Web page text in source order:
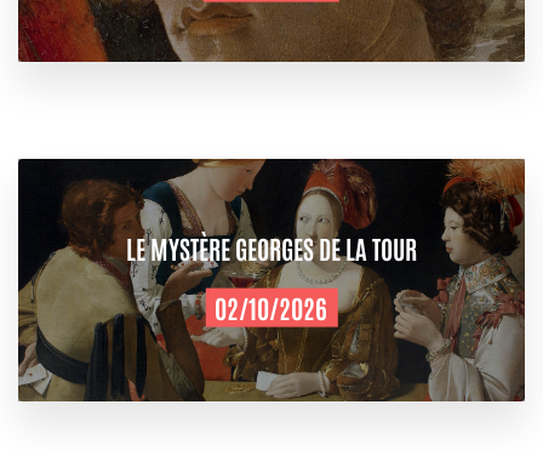
LE MYSTÈRE GEORGES DE LA TOUR
02/10/2026